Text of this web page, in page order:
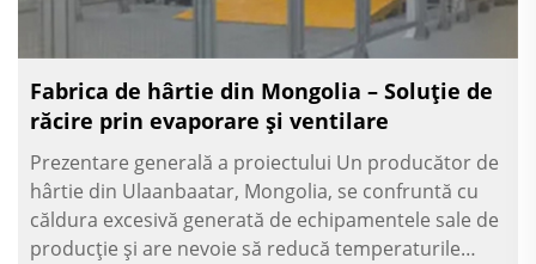
Fabrica de hârtie din Mongolia – Soluție de
răcire prin evaporare și ventilare
Prezentare generală a proiectului Un producător de
hârtie din Ulaanbaatar, Mongolia, se confruntă cu
căldura excesivă generată de echipamentele sale de
producție și are nevoie să reducă temperaturile